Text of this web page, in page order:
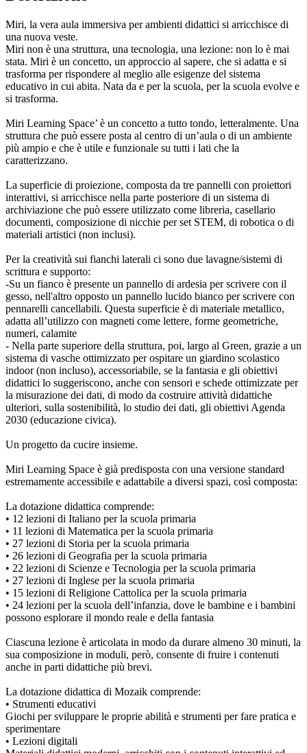
Miri, la vera aula immersiva per ambienti didattici si arricchisce di
una nuova veste.
Miri non è una struttura, una tecnologia, una lezione: non lo è mai
stata. Miri è un concetto, un approccio al sapere, che si adatta e si
trasforma per rispondere al meglio alle esigenze del sistema
educativo in cui abita. Nata da e per la scuola, per la scuola evolve e
si trasforma.
Miri Learning Space’ è un concetto a tutto tondo, letteralmente. Una
struttura che può essere posta al centro di un’aula o di un ambiente
più ampio e che è utile e funzionale su tutti i lati che la
caratterizzano.
La superficie di proiezione, composta da tre pannelli con proiettori
interattivi, si arricchisce nella parte posteriore di un sistema di
archiviazione che può essere utilizzato come libreria, casellario
documenti, composizione di nicchie per set STEM, di robotica o di
materiali artistici (non inclusi).
Per la creatività sui fianchi laterali ci sono due lavagne/sistemi di
scrittura e supporto:
-Su un fianco è presente un pannello di ardesia per scrivere con il
gesso, nell'altro opposto un pannello lucido bianco per scrivere con
pennarelli cancellabili. Questa superficie è di materiale metallico,
adatta all’utilizzo con magneti come lettere, forme geometriche,
numeri, calamite
- Nella parte superiore della struttura, poi, largo al Green, grazie a un
sistema di vasche ottimizzato per ospitare un giardino scolastico
indoor (non incluso), accessoriabile, se la fantasia e gli obiettivi
didattici lo suggeriscono, anche con sensori e schede ottimizzate per
la misurazione dei dati, di modo da costruire attività didattiche
ulteriori, sulla sostenibilità, lo studio dei dati, gli obiettivi Agenda
2030 (educazione civica).
Un progetto da cucire insieme.
Miri Learning Space è già predisposta con una versione standard
estremamente accessibile e adattabile a diversi spazi, così composta:
La dotazione didattica comprende:
• 12 lezioni di Italiano per la scuola primaria
• 11 lezioni di Matematica per la scuola primaria
• 27 lezioni di Storia per la scuola primaria
• 26 lezioni di Geografia per la scuola primaria
• 22 lezioni di Scienze e Tecnologia per la scuola primaria
• 27 lezioni di Inglese per la scuola primaria
• 15 lezioni di Religione Cattolica per la scuola primaria
• 24 lezioni per la scuola dell’infanzia, dove le bambine e i bambini
possono esplorare il mondo reale e della fantasia
Ciascuna lezione è articolata in modo da durare almeno 30 minuti, la
sua composizione in moduli, però, consente di fruire i contenuti
anche in parti didattiche più brevi.
La dotazione didattica di Mozaik comprende:
• Strumenti educativi
Giochi per sviluppare le proprie abilità e strumenti per fare pratica e
sperimentare
• Lezioni digitali